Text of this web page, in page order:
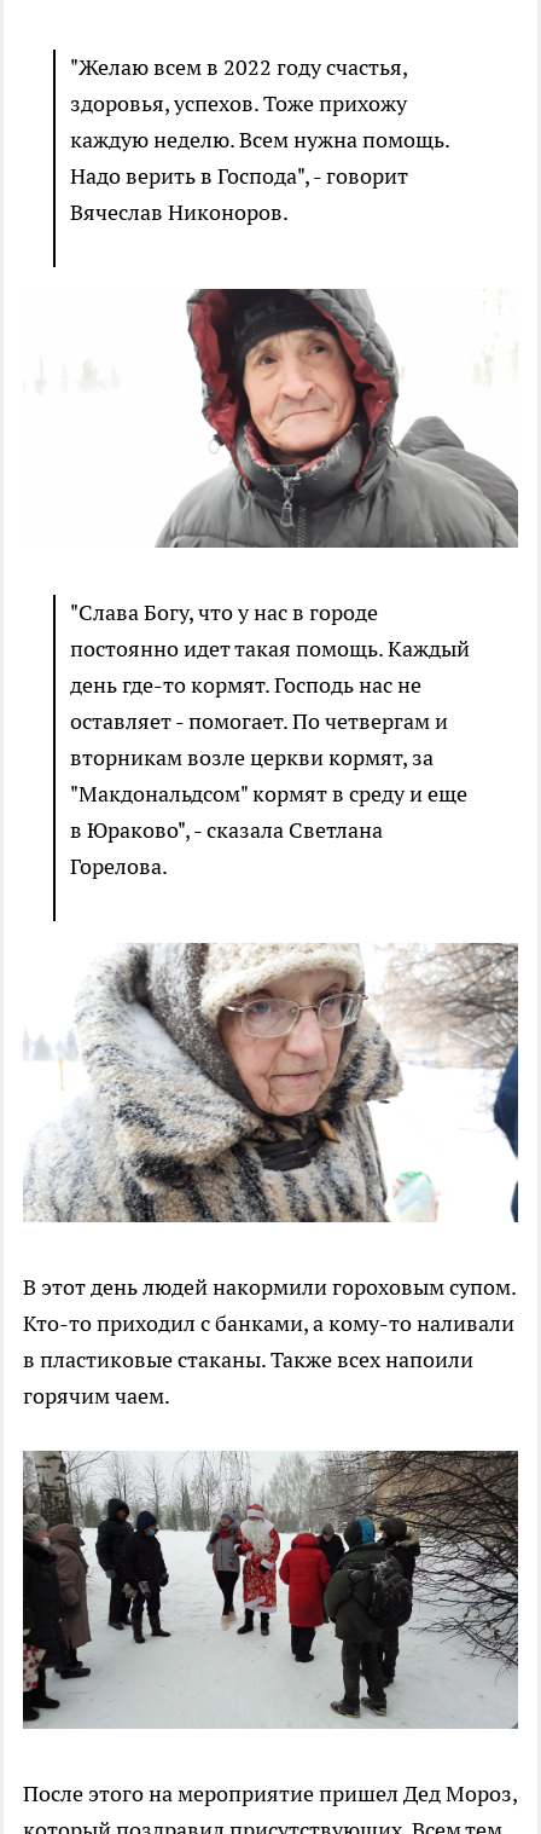
"Желаю всем в 2022 году счастья,
здоровья, успехов. Тоже прихожу
каждую неделю. Всем нужна помощь.
Надо верить в Господа", - говорит
Вячеслав Никоноров.
"Слава Богу, что у нас в городе
постоянно идет такая помощь. Каждый
день где-то кормят. Господь нас не
оставляет - помогает. По четвергам и
вторникам возле церкви кормят, за
"Макдональдсом" кормят в среду и еще
в Юраково", - сказала Светлана
Горелова.
В этот день людей накормили гороховым супом.
Кто-то приходил с банками, а кому-то наливали
в пластиковые стаканы. Также всех напоили
горячим чаем.
После этого на мероприятие пришел Дед Мороз,